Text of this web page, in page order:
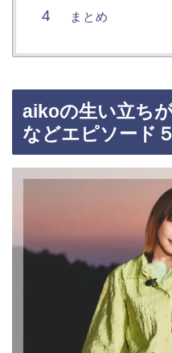
まとめ
aikoの生い立ち
などエピソード